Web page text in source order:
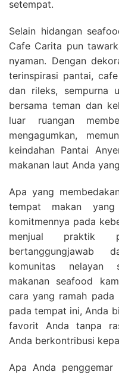
setempat.
Selain hidangan
Cafe Carita pun
nyaman. Dengan
terinspirasi pantai,
dan rileks, sempurna
bersama teman dan
luar ruangan
mengagumkan,
keindahan Pantai
makanan laut Anda
Apa yang
tempat makan
komitmennya pada
menjual praktik
bertanggungjawab
komunitas nelayan
makanan seafood
cara yang ramah pada
pada tempat ini, Anda
favorit Anda tanpa
Anda berkontribusi
Apa Anda